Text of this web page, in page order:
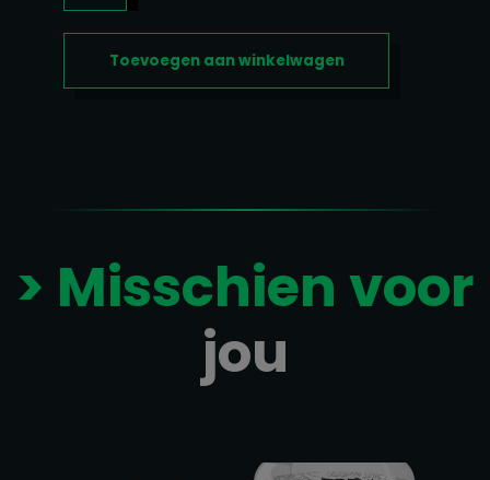
90
CAPS
AANTALToevoegen aan winkelwagen
> Misschien voor
jou